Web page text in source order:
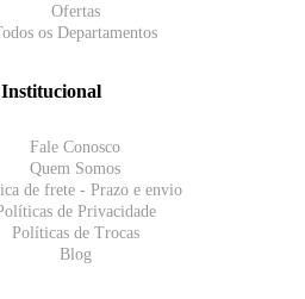
Ofertas
os Departamentos
Institucional
Fale Conosco
Quem Somos
de frete - Prazo e envio
de Privacidade
Políticas de Trocas
Blog